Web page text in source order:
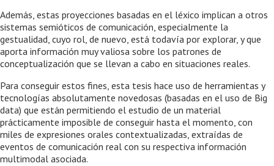
Además, estas proyecciones basadas en el léxico implican a otros
sistemas semióticos de comunicación, especialmente la
gestualidad, cuyo rol, de nuevo, está todavía por explorar, y que
aporta información muy valiosa sobre los patrones de
conceptualización que se llevan a cabo en situaciones reales.
Para conseguir estos fines, esta tesis hace uso de herramientas y
tecnologías absolutamente novedosas (basadas en el uso de Big
data) que están permitiendo el estudio de un material
prácticamente imposible de conseguir hasta el momento, con
miles de expresiones orales contextualizadas, extraídas de
eventos de comunicación real con su respectiva información
multimodal asociada.